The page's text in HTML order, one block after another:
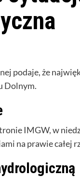
podaje, że
Dolnym.
IMGW, w
na prawie całej